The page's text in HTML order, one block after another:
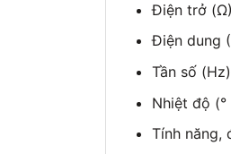
Điện trở
Điện dung
Tần số
Nhiệt độ
Tính năng,